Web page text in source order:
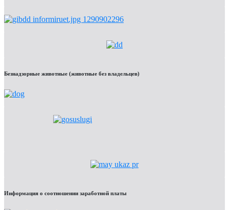
Безнадзорные животные (животные без владельцев)
Информация о соотношении заработной платы